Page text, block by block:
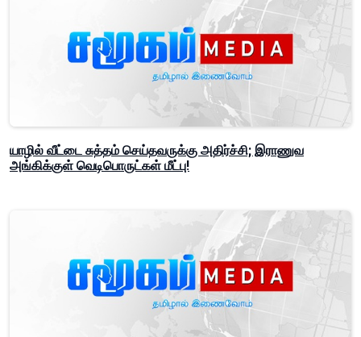
யாழில் வீட்டை சுத்தம் செய்தவருக்கு அதிர்ச்சி; இராணுவ
அங்கிக்குள் வெடிபொருட்கள் மீட்பு!